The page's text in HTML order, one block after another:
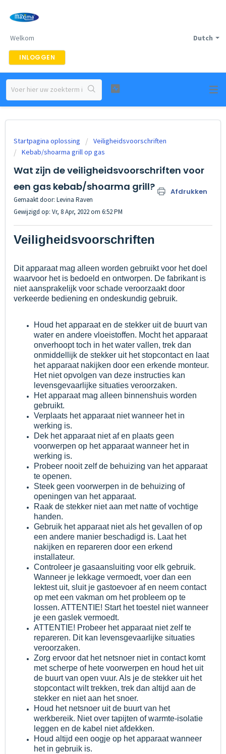
Dutch
Welkom
INLOGGEN
Startpagina oplossing
Veiligheidsvoorschriften
Kebab/shoarma grill op gas
Wat zijn de veiligheidsvoorschriften voor
een gas kebab/shoarma grill?
Afdrukken
Gemaakt door: Levina Raven
Gewijzigd op: Vr, 8 Apr, 2022 om 6:52 PM
Veiligheidsvoorschriften
Dit apparaat mag alleen worden gebruikt voor het doel
waarvoor het is bedoeld en ontworpen. De fabrikant is
niet aansprakelijk voor schade veroorzaakt door
verkeerde bediening en ondeskundig gebruik.
Houd het apparaat en de stekker uit de buurt van
water en andere vloeistoffen. Mocht het apparaat
onverhoopt toch in het water vallen, trek dan
onmiddellijk de stekker uit het stopcontact en laat
het apparaat nakijken door een erkende monteur.
Het niet opvolgen van deze instructies kan
levensgevaarlijke situaties veroorzaken.
Het apparaat mag alleen binnenshuis worden
gebruikt.
Verplaats het apparaat niet wanneer het in
werking is.
Dek het apparaat niet af en plaats geen
voorwerpen op het apparaat wanneer het in
werking is.
Probeer nooit zelf de behuizing van het apparaat
te openen.
Steek geen voorwerpen in de behuizing of
openingen van het apparaat.
Raak de stekker niet aan met natte of vochtige
handen.
Gebruik het apparaat niet als het gevallen of op
een andere manier beschadigd is. Laat het
nakijken en repareren door een erkend
installateur.
Controleer je gasaansluiting voor elk gebruik.
Wanneer je lekkage vermoedt, voer dan een
lektest uit, sluit je gastoevoer af en neem contact
op met een vakman om het probleem op te
lossen. ATTENTIE! Start het toestel niet wanneer
je een gaslek vermoedt.
ATTENTIE! Probeer het apparaat niet zelf te
repareren. Dit kan levensgevaarlijke situaties
veroorzaken.
Zorg ervoor dat het netsnoer niet in contact komt
met scherpe of hete voorwerpen en houd het uit
de buurt van open vuur. Als je de stekker uit het
stopcontact wilt trekken, trek dan altijd aan de
stekker en niet aan het snoer.
Houd het netsnoer uit de buurt van het
werkbereik. Niet over tapijten of warmte-isolatie
leggen en de kabel niet afdekken.
Houd altijd een oogje op het apparaat wanneer
het in gebruik is.